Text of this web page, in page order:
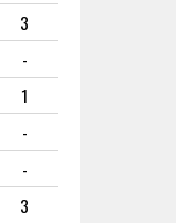
3
-
1
-
-
3